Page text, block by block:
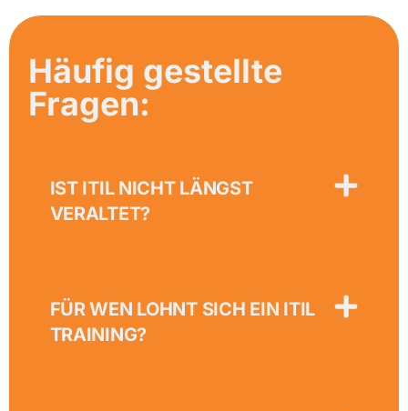
Häufig gestellte
Fragen:
IST ITIL NICHT LÄNGST
VERALTET?
FÜR WEN LOHNT SICH EIN ITIL
TRAINING?